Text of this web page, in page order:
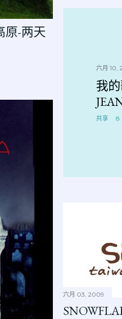
原-两天
六月 10,
我
共享 8
六月 03, 2009